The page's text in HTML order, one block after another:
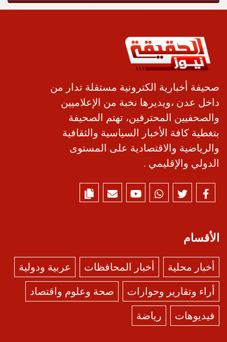
صحيفة أخبارية الكترونية مستقلة تدار من
داخل عدن ،ويديرها نخبة من الإعلاميين
والصحفيين المحترفين، تهتم الصحيفة
بتغطية كافة الأخبار السياسية والثقافية
والرياضية والاقتصادية على المستوى
الدولي والإقليمي .
الأقسام
أخبار محلية أخبار المحافظات
عربية ودولية
أراء وتقارير وحوارات
صحة وعلوم واقتصاد
فيديوهات
رياضة